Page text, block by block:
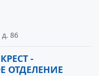
86
-
ОТДЕЛЕНИЕ